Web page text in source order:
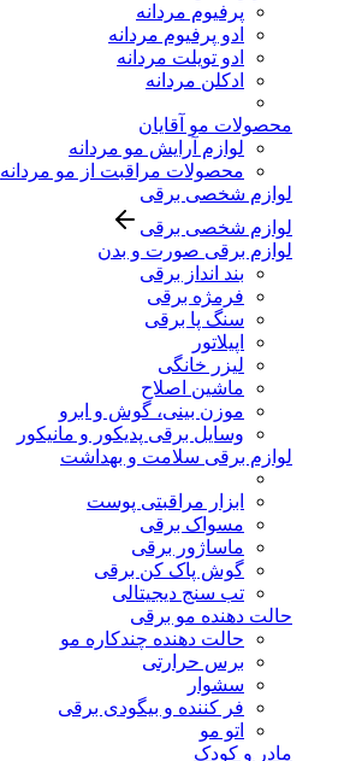
پرفیوم مردانه
ادو پرفیوم مردانه
ادو تویلت مردانه
ادکلن مردانه
محصولات مو آقایان
لوازم آرایش مو مردانه
محصولات مراقبت از مو مردانه
لوازم شخصی برقی
لوازم شخصی برقی
لوازم برقی صورت و بدن
بند انداز برقی
فرمژه برقی
سنگ پا برقی
اپیلاتور
لیزر خانگی
ماشین اصلاح
موزن بینی، گوش و ابرو
وسایل برقی پدیکور و مانیکور
لوازم برقی سلامت و بهداشت
ابزار مراقبتی پوست
مسواک برقی
ماساژور برقی
گوش پاک کن برقی
تب سنج دیجیتالی
حالت دهنده مو برقی
حالت دهنده چندکاره مو
برس حرارتی
سشوار
فر کننده و بیگودی برقی
اتو مو
مادر و کودک